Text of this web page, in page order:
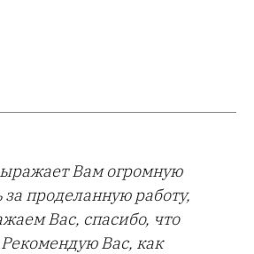
лучший в своём деле.
Виктория